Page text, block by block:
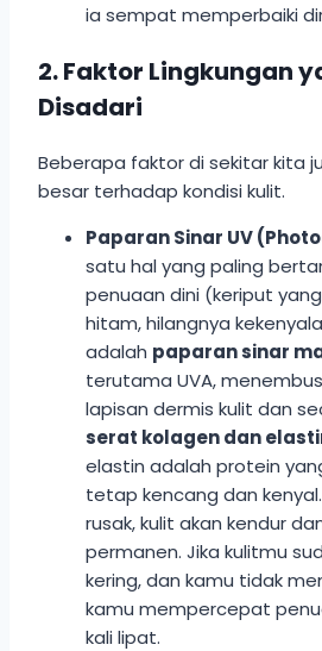
ia sempat memperbaiki
2. Faktor Lingkungan
Disadari
Beberapa faktor di sekitar kita
besar terhadap kondisi kulit.
Paparan Sinar UV
satu hal yang paling
penuaan dini (keriput yang
hitam, hilangnya
adalah paparan sinar
terutama UVA,
lapisan dermis kulit dan
serat kolagen dan
elastin adalah protein
tetap kencang dan
rusak, kulit akan kendur
permanen. Jika kulitmu
kering, dan kamu tidak
kamu mempercepat
kali lipat.